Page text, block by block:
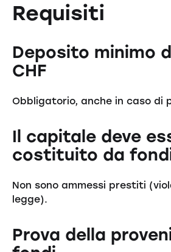
Requisiti
Deposito minimo
CHF
Obbligatorio, anche in caso di
Il capitale deve
costituito da
Non sono ammessi prestiti
legge).
Prova della